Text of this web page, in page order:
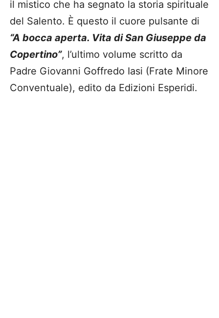
il mistico che ha segnato la storia spirituale
del Salento. È questo il cuore pulsante di
“A bocca aperta. Vita di San Giuseppe da
Copertino”, l’ultimo volume scritto da
Padre Giovanni Goffredo Iasi (Frate Minore
Conventuale), edito da Edizioni Esperidi.